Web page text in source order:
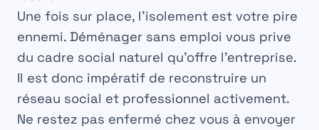
Une fois sur place, l’isolement est votre pire
ennemi. Déménager sans emploi vous prive
du cadre social naturel qu’offre l’entreprise.
Il est donc impératif de reconstruire un
réseau social et professionnel activement.
Ne restez pas enfermé chez vous à envoyer